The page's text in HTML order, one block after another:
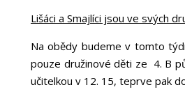
Lišáci a Smajlíci jsou ve svých
Na obědy budeme v tomto
pouze družinové děti ze 4. B
učitelkou v 12. 15, teprve pak